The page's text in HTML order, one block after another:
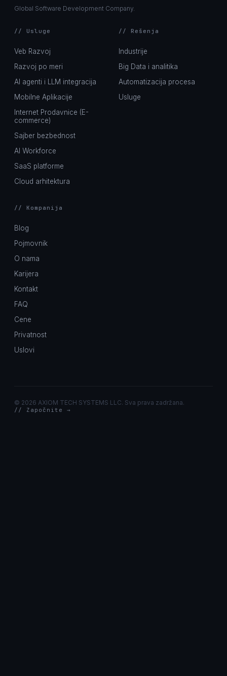
Global Software Development Company.
// Usluge
Veb Razvoj
Razvoj po meri
AI agenti i LLM integracija
Mobilne Aplikacije
Internet Prodavnice (E-
commerce)
Sajber bezbednost
AI Workforce
SaaS platforme
Cloud arhitektura
// Rešenja
Industrije
Big Data i analitika
Automatizacija procesa
Usluge
// Kompanija
Blog
Pojmovnik
O nama
Karijera
Kontakt
FAQ
Cene
Privatnost
Uslovi
© 2026 AXIOM TECH SYSTEMS LLC. Sva prava zadržana.
// Započnite →